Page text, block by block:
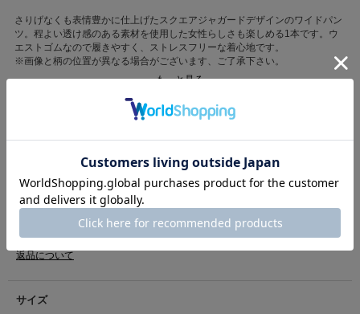
さりげなくも表情豊かに仕上げたスクエアジャガードデザインのワイドパン
ツ。程よい透け感のある素材を使用した女性らしさも楽しめる1本です。ウ
エストゴムなので履きやすく、ストレスフリーな着心地です。
※画像と柄の位置が異なる場合がございます、ご了承下さい。
もっと見る
ワイドパンツ
レタン5%/裏地:ポリエステル100%
原産国 日本製
36160061
返品について
サイズ